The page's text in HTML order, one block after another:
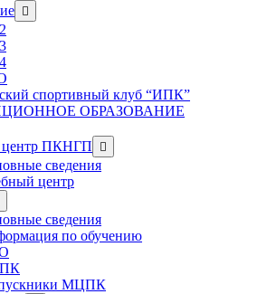
Show
sub
спортивный клуб “ИПК”
ОБРАЗОВАНИЕ
центр ПКНГП
Show
sub
menu
сведения
центр
сведения
по обучению
МЦПК